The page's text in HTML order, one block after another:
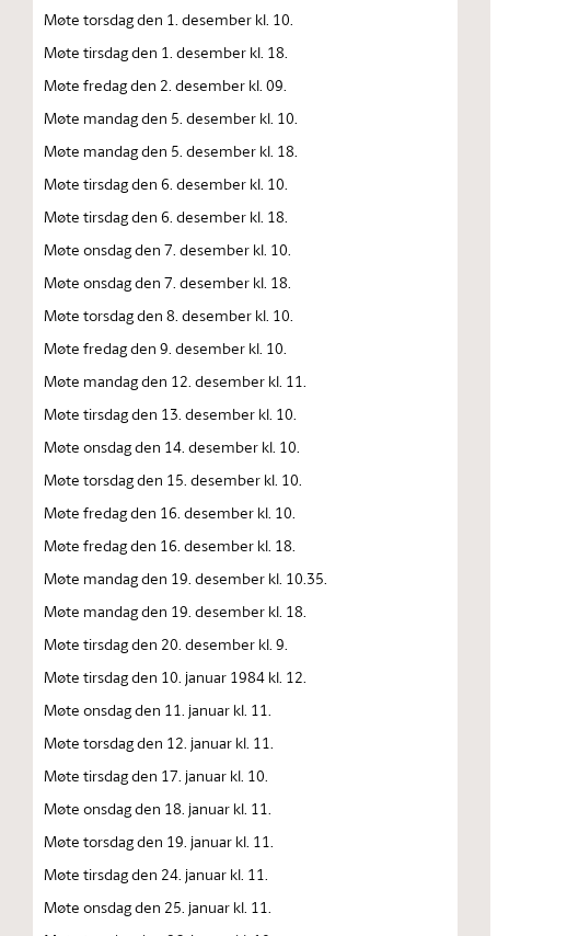
Møte torsdag den 1. desember kl. 10.
Møte tirsdag den 1. desember kl. 18.
Møte fredag den 2. desember kl. 09.
Møte mandag den 5. desember kl. 10.
Møte mandag den 5. desember kl. 18.
Møte tirsdag den 6. desember kl. 10.
Møte tirsdag den 6. desember kl. 18.
Møte onsdag den 7. desember kl. 10.
Møte onsdag den 7. desember kl. 18.
Møte torsdag den 8. desember kl. 10.
Møte fredag den 9. desember kl. 10.
Møte mandag den 12. desember kl. 11.
Møte tirsdag den 13. desember kl. 10.
Møte onsdag den 14. desember kl. 10.
Møte torsdag den 15. desember kl. 10.
Møte fredag den 16. desember kl. 10.
Møte fredag den 16. desember kl. 18.
Møte mandag den 19. desember kl. 10.35.
Møte mandag den 19. desember kl. 18.
Møte tirsdag den 20. desember kl. 9.
Møte tirsdag den 10. januar 1984 kl. 12.
Møte onsdag den 11. januar kl. 11.
Møte torsdag den 12. januar kl. 11.
Møte tirsdag den 17. januar kl. 10.
Møte onsdag den 18. januar kl. 11.
Møte torsdag den 19. januar kl. 11.
Møte tirsdag den 24. januar kl. 11.
Møte onsdag den 25. januar kl. 11.